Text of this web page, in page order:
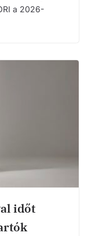
a 2026-
időt